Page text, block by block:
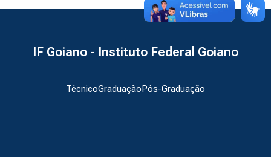
IF Goiano - Instituto Federal Goiano
TécnicoGraduaçãoPós-Graduação